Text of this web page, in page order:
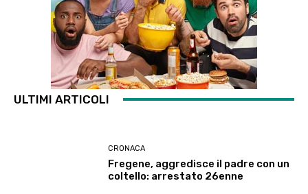
ULTIMI ARTICOLI
CRONACA
Fregene, aggredisce il padre con un
coltello: arrestato 26enne